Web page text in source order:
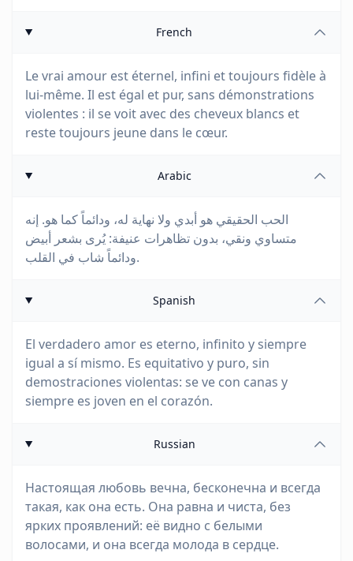
French
Le vrai amour est éternel, infini et toujours fidèle à
lui-même. Il est égal et pur, sans démonstrations
violentes : il se voit avec des cheveux blancs et
reste toujours jeune dans le cœur.
Arabic
الحب الحقيقي هو أبدي ولا نهاية له، ودائماً كما هو. إنه
متساوي ونقي، بدون تظاهرات عنيفة: يُرى بشعر أبيض
ودائماً شاب في القلب.
Spanish
El verdadero amor es eterno, infinito y siempre
igual a sí mismo. Es equitativo y puro, sin
demostraciones violentas: se ve con canas y
siempre es joven en el corazón.
Russian
Настоящая любовь вечна, бесконечна и всегда
такая, как она есть. Она равна и чиста, без
ярких проявлений: её видно с белыми
волосами, и она всегда молода в сердце.